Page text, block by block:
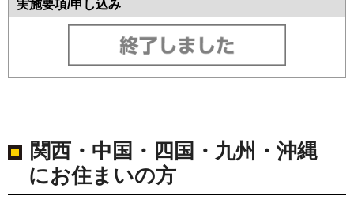
関西・中国・四国・九州・沖縄
にお住まいの方